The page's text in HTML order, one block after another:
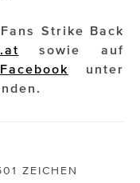
Strike Back
sowie auf
Facebook unter
ZEICHEN